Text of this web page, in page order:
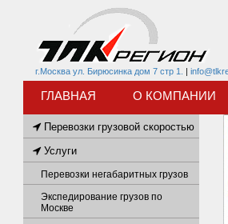
г.Москва ул. Бирюсинка дом 7 стр 1. |
ГЛАВНАЯ О КОМПАНИИ
Перевозки грузовой скоростью
Услуги
Перевозки негабаритных грузов
Экспедирование грузов по
Москве